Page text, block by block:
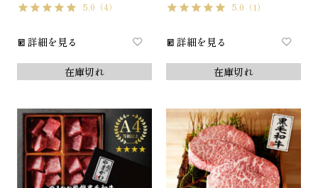
5.0 （4）
詳細を見る
在庫切れ
5.0 （1）
詳細を見る
在庫切れ